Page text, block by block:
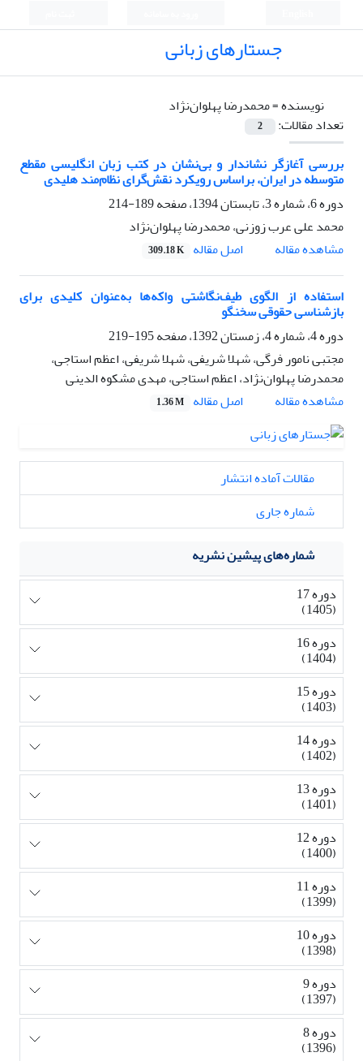
جستارهای زبانی
نویسنده =محمدرضا پهلوان‌نژاد
تعداد مقالات:
2
بررسی آغازگر نشاندار و بی‌نشان در کتب زبان انگلیسی مقطع
متوسطه در ایران، براساس رویکرد نقش‌گرای نظام‌مند هلیدی
دوره 6، شماره 3، تابستان 1394، صفحه
189-214
محمد علی عرب زوزنی، محمدرضا پهلوان‌نژاد
مشاهده مقاله
اصل مقاله 309.18 K
استفاده از الگوی طیف‌نگاشتی واکه‌ها به‌عنوان کلیدی برای
بازشناسی حقوقی سخنگو
دوره 4، شماره 4، زمستان 1392، صفحه
195-219
مجتبی نامور فرگی، شهلا شریفی، شهلا شریفی، اعظم استاجی،
محمدرضا پهلوان‌نژاد، اعظم استاجی، مهدی مشکوه الدینی
مشاهده مقاله
اصل مقاله 1.36 M
مقالات آماده انتشار
شماره جاری
شماره‌های پیشین نشریه
دوره 17
(1405)
دوره 16
(1404)
دوره 15
(1403)
دوره 14
(1402)
دوره 13
(1401)
دوره 12
(1400)
دوره 11
(1399)
دوره 10
(1398)
دوره 9
(1397)
دوره 8
(1396)